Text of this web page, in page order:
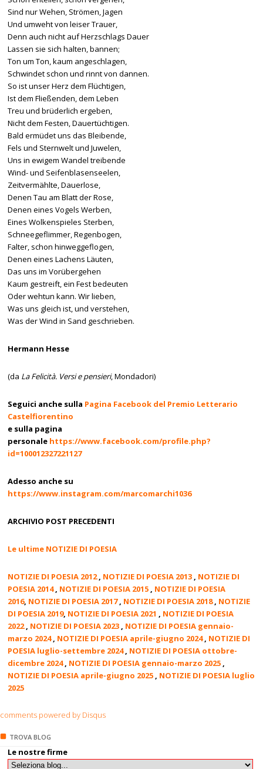
Sind nur Wehen, Strömen, Jagen
Und umweht von leiser Trauer,
Denn auch nicht auf Herzschlags Dauer
Lassen sie sich halten, bannen;
Ton um Ton, kaum angeschlagen,
Schwindet schon und rinnt von dannen.
So ist unser Herz dem Flüchtigen,
Ist dem Fließenden, dem Leben
Treu und brüderlich ergeben,
Nicht dem Festen, Dauertüchtigen.
Bald ermüdet uns das Bleibende,
Fels und Sternwelt und Juwelen,
Uns in ewigem Wandel treibende
Wind- und Seifenblasenseelen,
Zeitvermählte, Dauerlose,
Denen Tau am Blatt der Rose,
Denen eines Vogels Werben,
Eines Wolkenspieles Sterben,
Schneegeflimmer, Regenbogen,
Falter, schon hinweggeflogen,
Denen eines Lachens Läuten,
Das uns im Vorübergehen
Kaum gestreift, ein Fest bedeuten
Oder wehtun kann. Wir lieben,
Was uns gleich ist, und verstehen,
Was der Wind in Sand geschrieben.
Hermann Hesse
(da La Felicità. Versi e pensieri, Mondadori)
Seguici anche sulla Pagina Facebook del Premio Letterario
Castelfiorentino
e sulla pagina
personale https://www.facebook.com/profile.php?
id=100012327221127
Adesso anche su
https://www.instagram.com/marcomarchi1036
ARCHIVIO POST PRECEDENTI
Le ultime NOTIZIE DI POESIA
NOTIZIE DI POESIA 2012, NOTIZIE DI POESIA 2013 , NOTIZIE DI
POESIA 2014, NOTIZIE DI POESIA 2015 , NOTIZIE DI POESIA
2016, NOTIZIE DI POESIA 2017, NOTIZIE DI POESIA 2018, NOTIZIE
DI POESIA 2019, NOTIZIE DI POESIA 2021 , NOTIZIE DI POESIA
2022 , NOTIZIE DI POESIA 2023 , NOTIZIE DI POESIA gennaio-
marzo 2024, NOTIZIE DI POESIA aprile-giugno 2024 , NOTIZIE DI
POESIA luglio-settembre 2024 , NOTIZIE DI POESIA ottobre-
dicembre 2024, NOTIZIE DI POESIA gennaio-marzo 2025 ,
NOTIZIE DI POESIA aprile-giugno 2025 , NOTIZIE DI POESIA luglio
2025
comments powered by Disqus
TROVA BLOG
Le nostre firme